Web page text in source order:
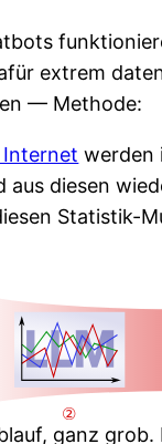
extrem
— Methode:
Internet werden
aus diesen
Statistik-
ganz grob.